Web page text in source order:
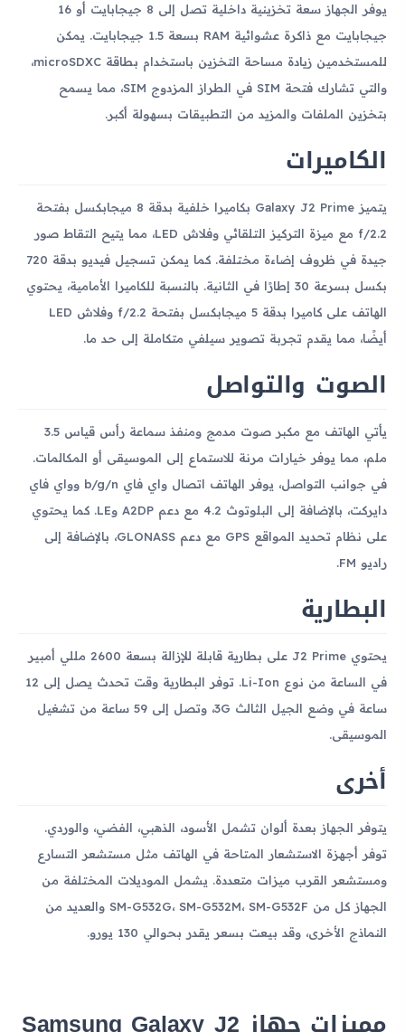
يوفر الجهاز سعة تخزينية داخلية تصل إلى 8 جيجابايت أو 16
جيجابايت مع ذاكرة عشوائية RAM بسعة 1.5 جيجابايت. يمكن
للمستخدمين زيادة مساحة التخزين باستخدام بطاقة microSDXC،
والتي تشارك فتحة SIM في الطراز المزدوج SIM، مما يسمح
بتخزين الملفات والمزيد من التطبيقات بسهولة أكبر.
الكاميرات
يتميز Galaxy J2 Prime بكاميرا خلفية بدقة 8 ميجابكسل بفتحة
f/2.2 مع ميزة التركيز التلقائي وفلاش LED، مما يتيح التقاط صور
جيدة في ظروف إضاءة مختلفة. كما يمكن تسجيل فيديو بدقة 720
بكسل بسرعة 30 إطارًا في الثانية. بالنسبة للكاميرا الأمامية، يحتوي
الهاتف على كاميرا بدقة 5 ميجابكسل بفتحة f/2.2 وفلاش LED
أيضًا، مما يقدم تجربة تصوير سيلفي متكاملة إلى حد ما.
الصوت والتواصل
يأتي الهاتف مع مكبر صوت مدمج ومنفذ سماعة رأس قياس 3.5
ملم، مما يوفر خيارات مرنة للاستماع إلى الموسيقى أو المكالمات.
في جوانب التواصل، يوفر الهاتف اتصال واي فاي b/g/n وواي فاي
دايركت، بالإضافة إلى البلوتوث 4.2 مع دعم A2DP وLE. كما يحتوي
على نظام تحديد المواقع GPS مع دعم GLONASS، بالإضافة إلى
راديو FM.
البطارية
يحتوي J2 Prime على بطارية قابلة للإزالة بسعة 2600 مللي أمبير
في الساعة من نوع Li-Ion. توفر البطارية وقت تحدث يصل إلى 12
ساعة في وضع الجيل الثالث 3G، وتصل إلى 59 ساعة من تشغيل
الموسيقى.
أخرى
يتوفر الجهاز بعدة ألوان تشمل الأسود، الذهبي، الفضي، والوردي.
توفر أجهزة الاستشعار المتاحة في الهاتف مثل مستشعر التسارع
ومستشعر القرب ميزات متعددة. يشمل الموديلات المختلفة من
الجهاز كل من SM-G532G، SM-G532M، SM-G532F والعديد من
النماذج الأخرى، وقد بيعت بسعر يقدر بحوالي 130 يورو.